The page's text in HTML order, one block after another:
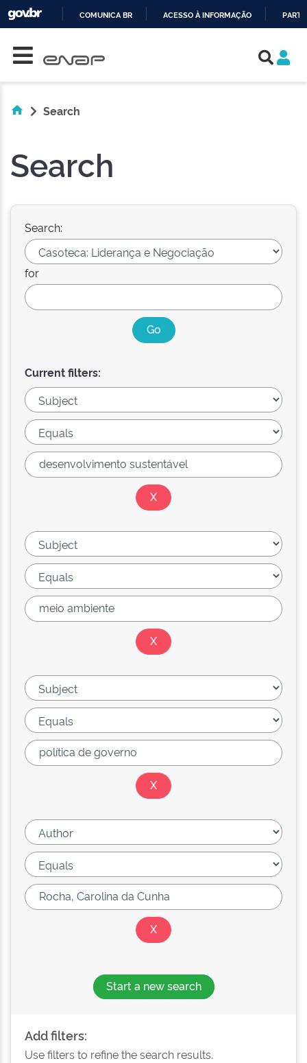
COMUNICA BR ACESSO À INFORMAÇÃO
Search
Search
Search:
for
Current filters:
Start a new search
Add filters:
Use filters to refine the search results.